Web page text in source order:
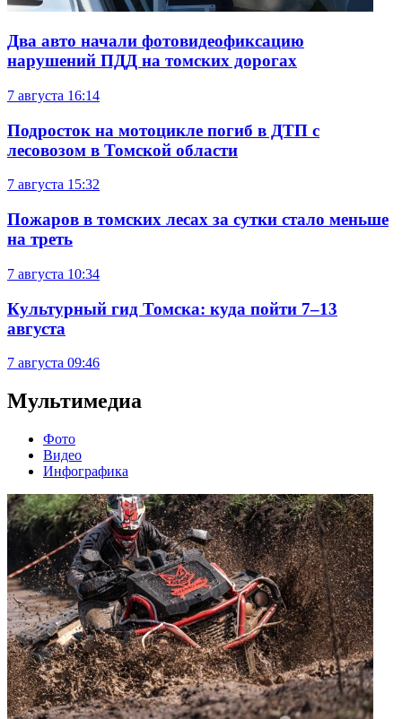
Два авто начали фотовидеофиксацию
нарушений ПДД на томских дорогах
7 августа 16:14
Подросток на мотоцикле погиб в ДТП с
лесовозом в Томской области
7 августа 15:32
Пожаров в томских лесах за сутки стало меньше
на треть
7 августа 10:34
Культурный гид Томска: куда пойти 7–13
августа
7 августа 09:46
Мультимедиа
Фото
Видео
Инфографика